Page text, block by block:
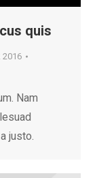
quis
2016
Nam
justo.